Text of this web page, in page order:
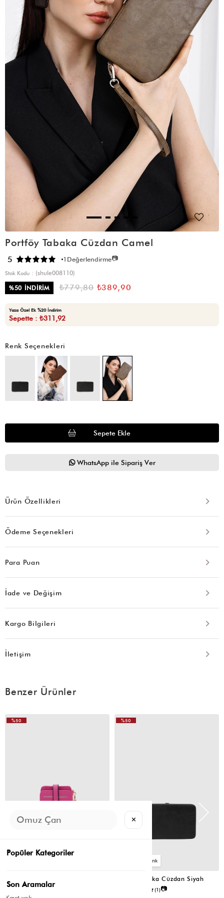
Portföy Tabaka Cüzdan Camel
5 1 Değerlendirme📷
Stok Kodu
(shule008110)
%50 İNDIRIM ₺779,80 ₺389,90
Yaza Özel Ek %20 İndirim
Sepette : ₺311,92
Renk Seçenekleri
WhatsApp ile Sipariş Ver
Ürün Özellikleri
Ödeme Seçenekleri
Para Puan
İade ve Değişim
Kargo Bilgileri
İletişim
Benzer Ürünler
📷
%50
Portföy Tabaka Cüzdan Siyah
(1)📷
%50
✕
Popüler Kategoriler
Son Aramalar